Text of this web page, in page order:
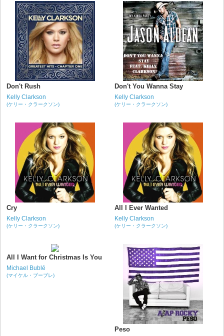
Don't Rush
Kelly Clarkson
(ケリー・クラークソン)
Don't You Wanna Stay
Kelly Clarkson
(ケリー・クラークソン)
Cry
Kelly Clarkson
(ケリー・クラークソン)
All I Ever Wanted
Kelly Clarkson
(ケリー・クラークソン)
All I Want for Christmas Is You
Michael Bublé
(マイケル・ブーブレ)
Peso